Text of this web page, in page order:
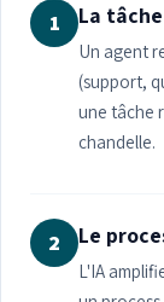
1 La
Un agent
(support,
une tâche
chandelle.
2 Le
L'IA